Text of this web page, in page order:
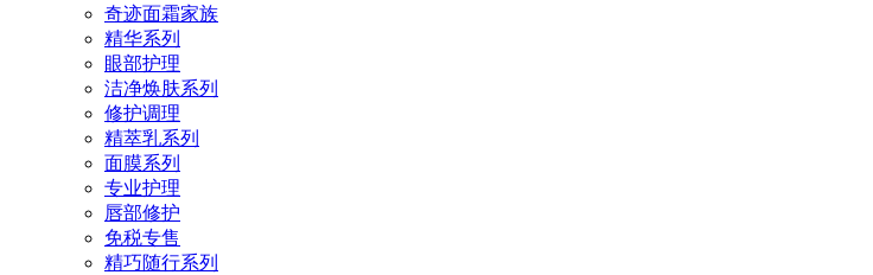
奇迹面霜家族
精华系列
眼部护理
洁净焕肤系列
修护调理
精萃乳系列
面膜系列
专业护理
唇部修护
免税专售
精巧随行系列